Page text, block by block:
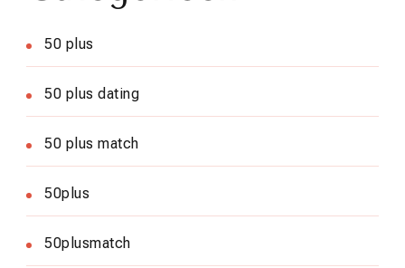
50 plus
50 plus dating
50 plus match
50plus
50plusmatch